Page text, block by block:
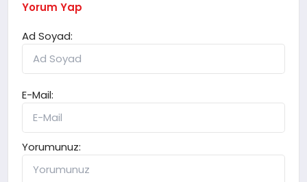
Yorum Yap
Ad Soyad:
E-Mail:
Yorumunuz: